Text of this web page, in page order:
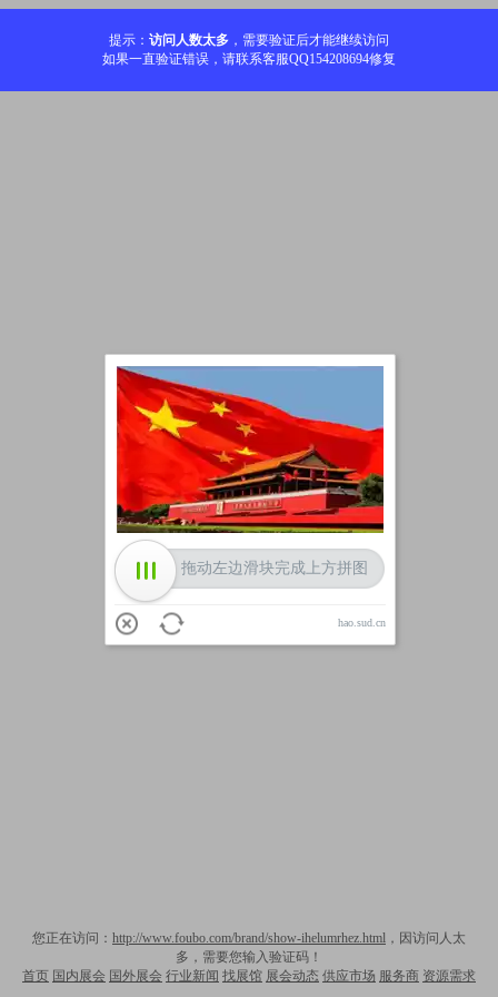
提示： 访问人数太多 ，需要验证后才能继续访问
如果一直验证错误，请联系客服QQ154208694修复
您正在访问： http://www.foubo.com/brand/show-ihelumrhez.html ，因访问人太
多，需要您输入验证码！
首页 国内展会 国外展会 行业新闻 找展馆 展会动态 供应市场 服务商 资源需求
加载中
拖动左边滑块完成上方拼图
hao.sud.cn